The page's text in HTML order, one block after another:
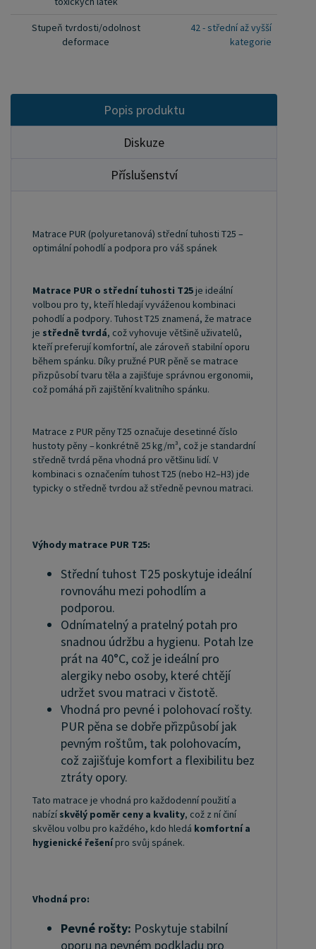
umožňuje přizpůsobení při změně poloh a
poskytuje dostatečnou oporu pro správné držení
těla. Pro velkoobchodní spolupráci nás
"Uživatel").
Stupeň tvrdosti/odolnost
deformace
42 - střední až vyšší
kategorie
Popis produktu
Diskuze
Příslušenství
Matrace PUR (polyuretanová) střední tuhosti T25 –
optimální pohodlí a podpora pro váš spánek
Matrace PUR o střední tuhosti T25 je ideální
volbou pro ty, kteří hledají vyváženou kombinaci
pohodlí a podpory. Tuhost T25 znamená, že matrace
je středně tvrdá, což vyhovuje většině uživatelů,
kteří preferují komfortní, ale zároveň stabilní oporu
během spánku. Díky pružné PUR pěně se matrace
přizpůsobí tvaru těla a zajišťuje správnou ergonomii,
což pomáhá při zajištění kvalitního spánku.
Matrace z PUR pěny T25 označuje desetinné číslo
hustoty pěny – konkrétně 25 kg/m³, což je standardní
středně tvrdá pěna vhodná pro většinu lidí. V
kombinaci s označením tuhost T25 (nebo H2–H3) jde
typicky o středně tvrdou až středně pevnou matraci.
Výhody matrace PUR T25:
Střední tuhost T25 poskytuje ideální
rovnováhu mezi pohodlím a
podporou.
Odnímatelný a pratelný potah pro
snadnou údržbu a hygienu. Potah lze
prát na 40°C, což je ideální pro
alergiky nebo osoby, které chtějí
udržet svou matraci v čistotě.
Vhodná pro pevné i polohovací rošty.
PUR pěna se dobře přizpůsobí jak
pevným roštům, tak polohovacím,
což zajišťuje komfort a flexibilitu bez
ztráty opory.
Tato matrace je vhodná pro každodenní použití a
nabízí skvělý poměr ceny a kvality, což z ní činí
skvělou volbu pro každého, kdo hledá komfortní a
hygienické řešenípro svůj spánek.
Vhodná pro:
Pevné rošty: Poskytuje stabilní
oporu na pevném podkladu pro